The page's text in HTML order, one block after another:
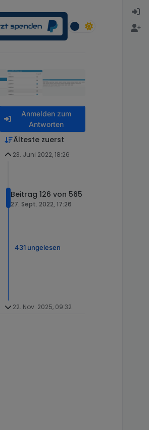
Anmelden zum
Antworten
Älteste zuerst
23. Juni 2022, 18:26
Beitrag 126 von 565
27. Sept. 2022, 17:26
431 ungelesen
22. Nov. 2025, 09:32